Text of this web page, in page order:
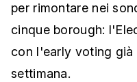
per rimontare nei
cinque borough:
con l'early voting già
settimana.